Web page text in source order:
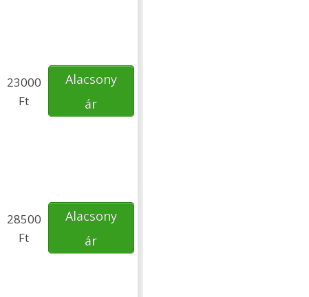
23000
Ft
Alacsony
ár
28500
Ft
Alacsony
ár